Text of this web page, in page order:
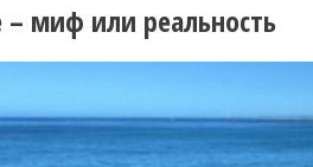
– миф или реальность